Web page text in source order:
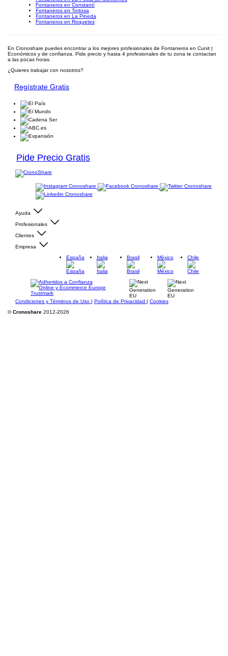
Fontaneros en Constantí
Fontaneros en Tortosa
Fontaneros en La Pineda
Fontaneros en Roquetes
En Cronoshare puedes encontrar a los mejores profesionales de Fontaneros en Cunit |
Económicos y de confianza. Pide precio y hasta 4 profesionales de tu zona te contactan
a las pocas horas.
¿Quieres trabajar con nosotros?
Regístrate Gratis
Pide Precio Gratis
Ayuda
Profesionales
Clientes
Empresa
España
Italia Brasil México Chile
Condiciones y Términos de Uso | Política de Privacidad | Cookies
©Cronoshare 2012-2026